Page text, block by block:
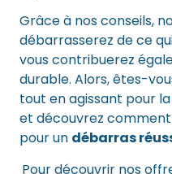
Grâce à nos conseils,
débarrasserez de ce
vous contribuerez
durable. Alors, êtes-
tout en agissant pour
et découvrez
pour un débarras
Pour découvrir nos